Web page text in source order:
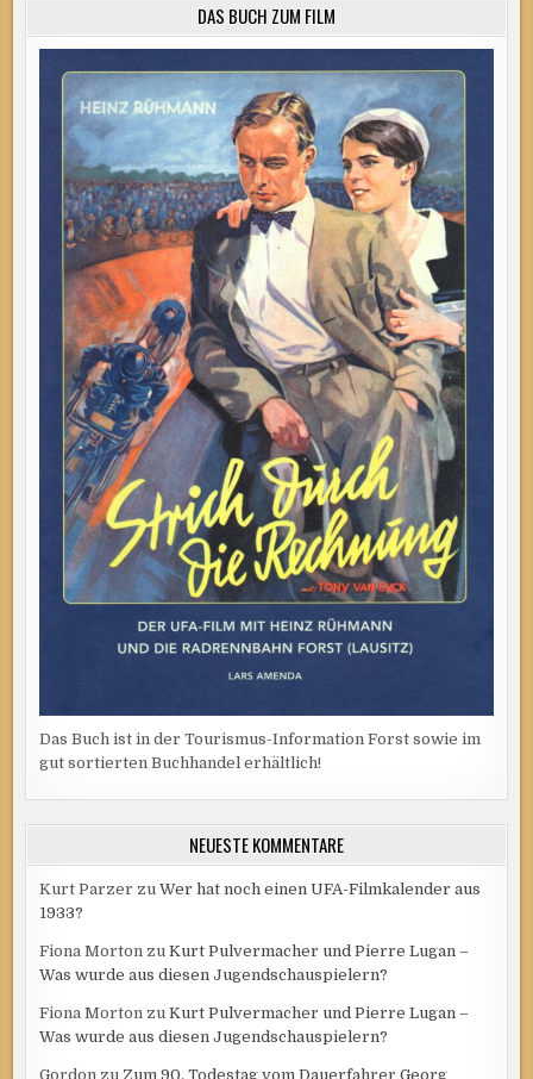
DAS BUCH ZUM FILM
Das Buch ist in der Tourismus-Information Forst sowie im
gut sortierten Buchhandel erhältlich!
NEUESTE KOMMENTARE
Kurt Parzer zuWer hat noch einen UFA-Filmkalender aus
1933?
Fiona Morton zuKurt Pulvermacher und Pierre Lugan –
Was wurde aus diesen Jugendschauspielern?
Fiona Morton zuKurt Pulvermacher und Pierre Lugan –
Was wurde aus diesen Jugendschauspielern?
Gordon zu Zum 90. Todestag vom Dauerfahrer Georg